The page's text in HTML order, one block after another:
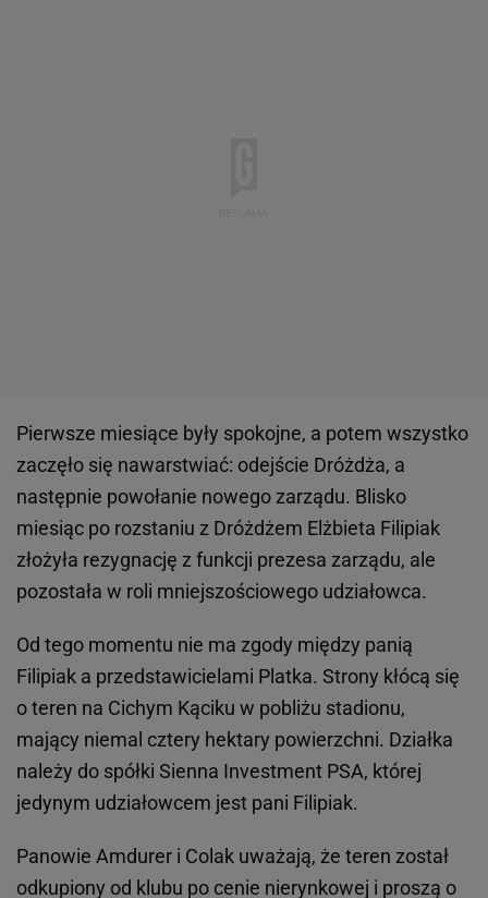
Pierwsze miesiące były spokojne, a potem wszystko
zaczęło się nawarstwiać: odejście Dróżdża, a
następnie powołanie nowego zarządu. Blisko
miesiąc po rozstaniu z Dróżdżem Elżbieta Filipiak
złożyła rezygnację z funkcji prezesa zarządu, ale
pozostała w roli mniejszościowego udziałowca.
Od tego momentu nie ma zgody między panią
Filipiak a przedstawicielami Platka. Strony kłócą się
o teren na Cichym Kąciku w pobliżu stadionu,
mający niemal cztery hektary powierzchni. Działka
należy do spółki Sienna Investment PSA, której
jedynym udziałowcem jest pani Filipiak.
Panowie Amdurer i Colak uważają, że teren został
odkupiony od klubu po cenie nierynkowej i proszą o